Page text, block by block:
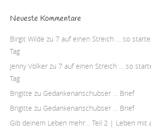
Neueste Kommentare
Birgit Wilde zu 7 auf einen Streich … so
Tag
Jenny Völker zu 7 auf einen Streich … so
Tag
Brigitte zu Gedankenanschubser … Brief
Brigitte zu Gedankenanschubser … Brief
Gib deinem Leben mehr… Teil 2 | Leben mit